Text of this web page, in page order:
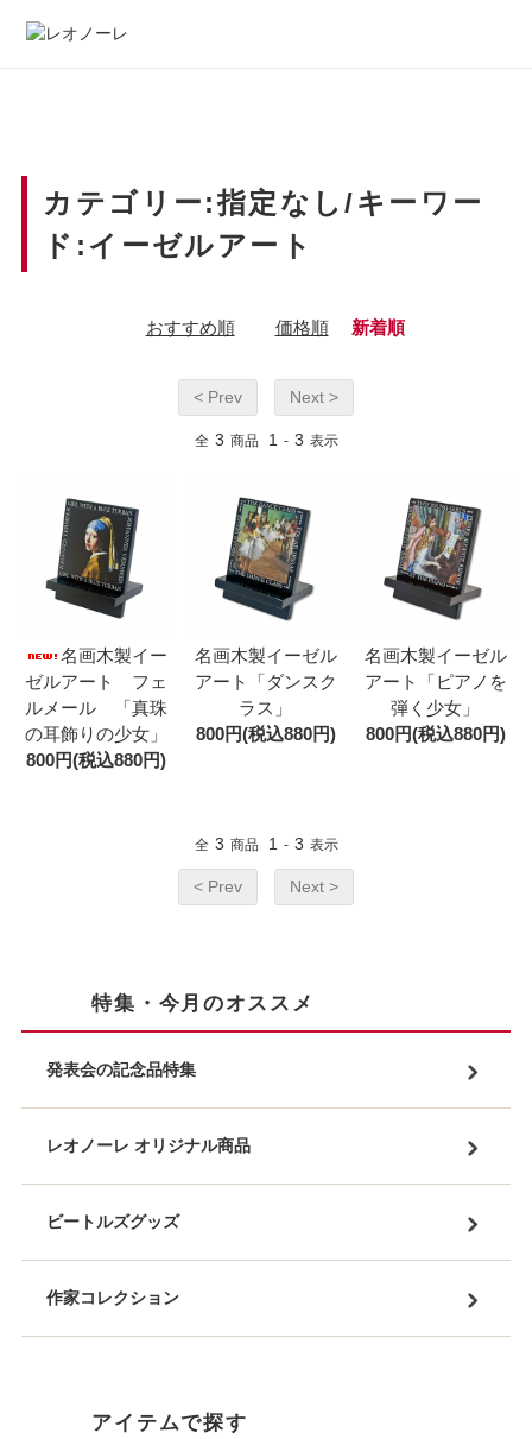
カテゴリー:指定なし/キーワー
ド:イーゼルアート
おすすめ順 価格順 新着順
< Prev Next >
全 3 商品 1 - 3 表示
名画木製イー
ゼルアート フェ
ルメール 「真珠
の耳飾りの少女」
800円(税込880円)
名画木製イーゼル
アート「ダンスク
ラス」
800円(税込880円)
名画木製イーゼル
アート「ピアノを
弾く少女」
800円(税込880円)
全 3 商品 1 - 3 表示
< Prev Next >
特集・今月のオススメ
発表会の記念品特集
レオノーレ オリジナル商品
ビートルズグッズ
作家コレクション
アイテムで探す